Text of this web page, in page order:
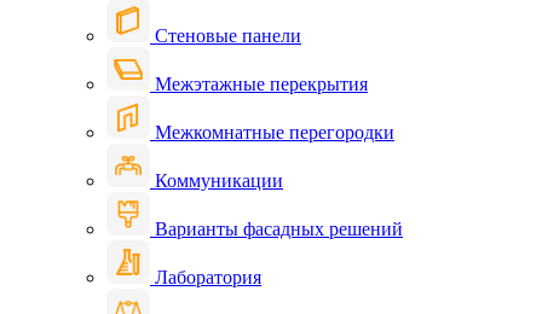
Стеновые панели
Межэтажные перекрытия
Межкомнатные перегородки
Коммуникации
Варианты фасадных решений
Лаборатория